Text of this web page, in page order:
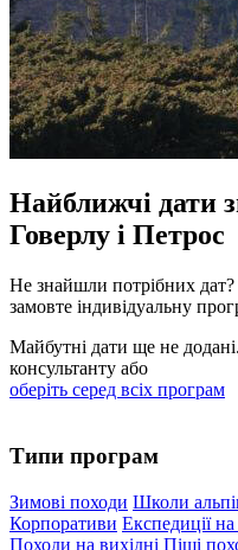
Найближчі дати
Говерлу і Петрос
Не знайшли потрібних дат?
замовте індивідуальну
Майбутні дати ще не
консультанту або
оберіть серед всіх програм
Типи програм
Зимові походи Школи
Корпоративи Експедиції
Походи на вихідні Піші